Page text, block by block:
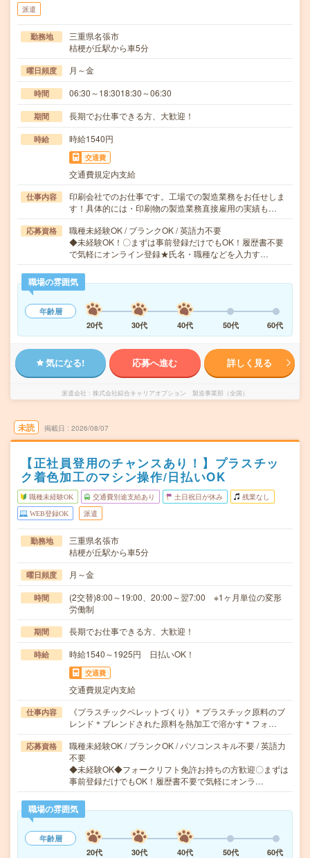
派遣
勤務地
三重県名張市
桔梗が丘駅から車5分
曜日頻度 月～金
時間 06:30～18:3018:30～06:30
期間 長期でお仕事できる方、大歓迎！
時給 時給1540円
交通費
交通費規定内支給
仕事内容
印刷会社でのお仕事です。工場での製造業務をお任せしま
す！具体的には・印刷物の製造業務直接雇用の実績も…
応募資格
職種未経験OK / ブランクOK / 英語力不要
◆未経験OK！〇まずは事前登録だけでもOK！履歴書不要
で気軽にオンライン登録★氏名・職種などを入力す…
職場の雰囲気
年齢層
20代
30代 40代 50代 60代
気になる! 応募へ進む 詳しく見る
派遣会社 株式会社綜合キャリアオプション 製造事業部（全国）
未読 掲載日 2026/08/07
【正社員登用のチャンスあり！】プラスチッ
ク着色加工のマシン操作/日払いOK
職種未経験OK 交通費別途支給あり 土日祝日が休み 残業なし
WEB登録OK 派遣
勤務地
三重県名張市
桔梗が丘駅から車5分
曜日頻度 月～金
時間
(2交替)8:00～19:00、20:00～翌7:00 ※1ヶ月単位の変形
労働制
期間 長期でお仕事できる方、大歓迎！
時給 時給1540～1925円 日払いOK！
交通費
交通費規定内支給
仕事内容
《プラスチックペレットづくり》＊プラスチック原料のブ
レンド＊ブレンドされた原料を熱加工で溶かす＊フォ…
応募資格
職種未経験OK / ブランクOK / パソコンスキル不要 / 英語力
不要
◆未経験OK◆フォークリフト免許お持ちの方歓迎〇まずは
事前登録だけでもOK！履歴書不要で気軽にオンラ…
職場の雰囲気
年齢層
20代
30代 40代 50代 60代